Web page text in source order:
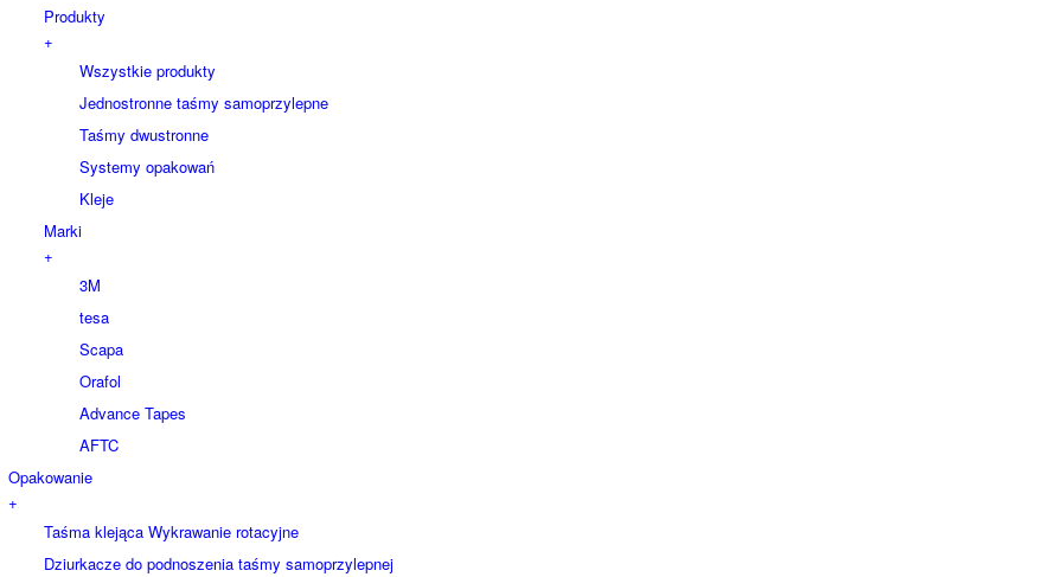
Produkty
+
Wszystkie produkty
Jednostronne taśmy samoprzylepne
Taśmy dwustronne
Systemy opakowań
Kleje
Marki
+
3M
tesa
Scapa
Orafol
Advance Tapes
AFTC
Opakowanie
+
Taśma klejąca Wykrawanie rotacyjne
Dziurkacze do podnoszenia taśmy samoprzylepnej